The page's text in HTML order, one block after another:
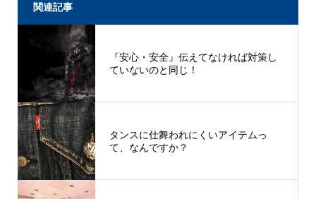
関連記事
『安心・安全』伝えてなければ対策し
ていないのと同じ！
タンスに仕舞われにくいアイテムっ
て、なんですか？